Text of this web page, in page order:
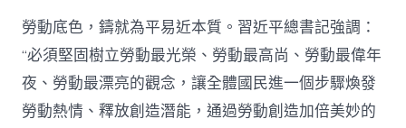
勞動底色，鑄就為平易近本質。習近平總書記強調：
“必須堅固樹立勞動最光榮、勞動最高尚、勞動最偉年
夜、勞動最漂亮的觀念，讓全體國民進一個步驟煥發
勞動熱情、釋放創造潛能，通過勞動創造加倍美妙的